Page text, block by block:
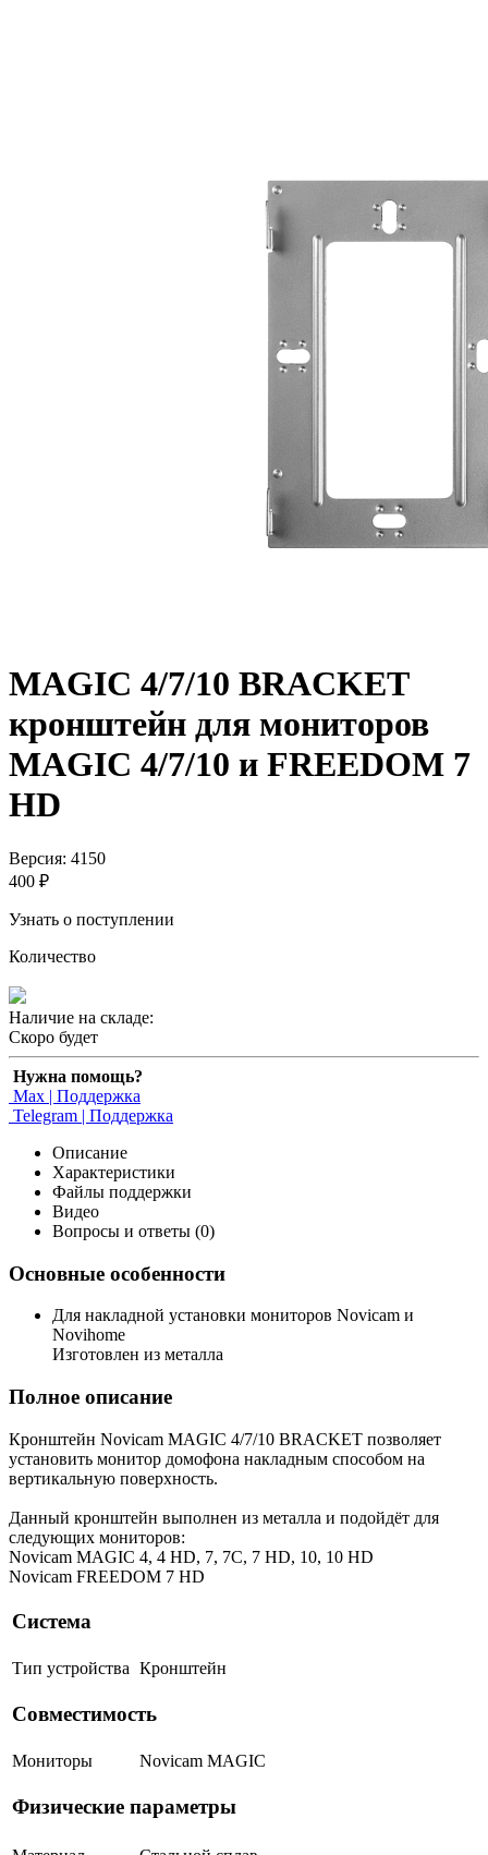
MAGIC 4/7/10 BRACKET
кронштейн для мониторов
MAGIC 4/7/10 и FREEDOM 7
HD
Версия: 4150
400 ₽
Узнать о поступлении
Количество
Наличие на складе:
Скоро будет
Нужна помощь?
Max | Поддержка
Telegram | Поддержка
Описание
Характеристики
Файлы поддержки
Видео
Вопросы и ответы (0)
Основные особенности
Для накладной установки мониторов Novicam и
Novihome
Изготовлен из металла
Полное описание
Кронштейн Novicam MAGIC 4/7/10 BRACKET позволяет
установить монитор домофона накладным способом на
вертикальную поверхность.
Данный кронштейн выполнен из металла и подойдёт для
следующих мониторов:
Novicam MAGIC 4, 4 HD, 7, 7C, 7 HD, 10, 10 HD
Novicam FREEDOM 7 HD
Система
Тип устройства Кронштейн
Совместимость
Мониторы Novicam MAGIC
Физические параметры